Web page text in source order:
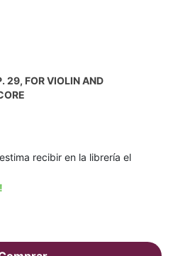
29, FOR VIOLIN AND
recibir en la librería el